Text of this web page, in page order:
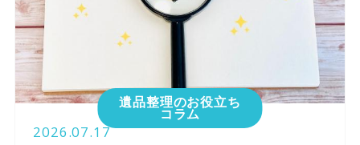
遺品整理のお役立ち
コラム
2026.07.17